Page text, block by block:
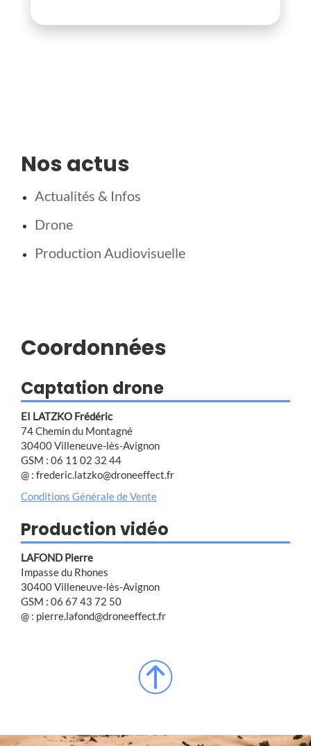
Nos actus
Actualités & Infos
Drone
Production Audiovisuelle
Coordonnées
Captation drone
EI LATZKO Frédéric
74 Chemin du Montagné
30400 Villeneuve-lès-Avignon
GSM : 06 11 02 32 44
@ : frederic.latzko@droneeffect.fr
Conditions Générale de Vente
Production vidéo
LAFOND Pierre
Impasse du Rhones
30400 Villeneuve-lès-Avignon
GSM : 06 67 43 72 50
@ : pierre.lafond@droneeffect.fr